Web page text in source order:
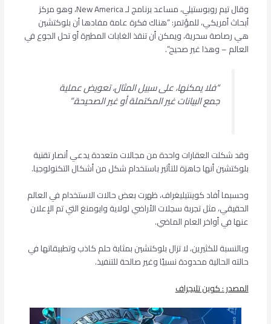
وقال تيم روبوستيلي، مساعد برنامج لـ New America، وهو مركز
أبحاث أمريكي، للمؤتمر: “هناك فكرة عامة مفادها أن بلوكتشين
هي رصاصة سحرية، ويمكن أن تنقذ الغابات المطيرة أو تحل الجوع في
العالم – وهذا غير صحيح”.
“فلا يمكنها، على سبيل المثال، تعويض عملية
جمع البيانات غير المكتملة أو غير الصحيحة.”
وقد شكلت العقارات واحدة من مجالات متعددة يدعي أنصار تقنية
بلوكتشين أنها جاهزة للتأثير باستخدام شكل من أشكال التكنولوجيا.
وحسبما أفاد كوينتيليغراف، ظهرت بعض حالات الاستخدام في العالم
الحقيقي، مثل تجربة سجلات الأراضي لولاية وايومنغ التي تم الإعلان
عنها في أواخر العام الماضي.
وبالنسبة للكثيرين، لا تزال بلوكتشين بمثابة حلم كاذب وتطبيقاتها في
حالته الحالية محدودة نسبيًا وغير صالحة للتنفيذ.
المصدر : كوين تليجراف